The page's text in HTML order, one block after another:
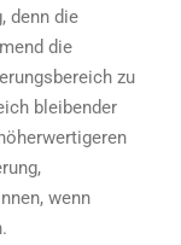
denn die
die
zu
bleibender
wenn